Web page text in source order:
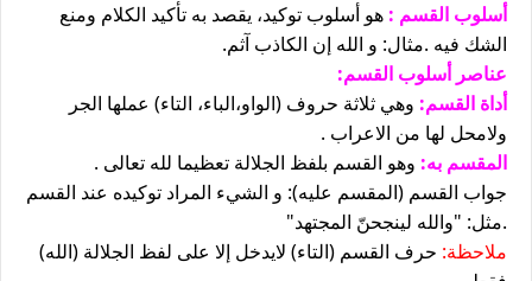
أسلوب القسم : هو أسلوب توكيد، يقصد به تأكيد الكلام ومنع
الشك فيه .مثال: و الله إن الكاذب آثم.
عناصر أسلوب القسم:
أداة القسم: وهي ثلاثة حروف (الواو،الباء، التاء) عملها الجر
ولامحل لها من الاعراب .
المقسم به: وهو القسم بلفظ الجلالة تعظيما لله تعالى .
جواب القسم (المقسم عليه): و الشيء المراد توكيده عند القسم
.مثل: "والله لينجحنّ المجتهد"
ملاحظة: حرف القسم (التاء) لايدخل إلا على لفظ الجلالة (الله)